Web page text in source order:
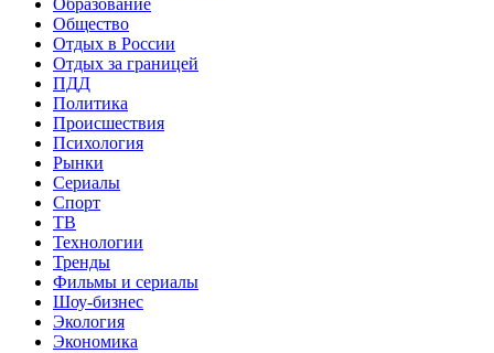
Образование
Общество
Отдых в России
Отдых за границей
ПДД
Политика
Происшествия
Психология
Рынки
Сериалы
Спорт
ТВ
Технологии
Тренды
Фильмы и сериалы
Шоу-бизнес
Экология
Экономика